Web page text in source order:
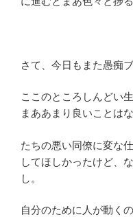
さて、今日もまた愚痴ブ
ここのところしんどい
まああまり良いことは
たちの悪い同僚に変な
してほしかったけど、
し。
自分のために人が動く